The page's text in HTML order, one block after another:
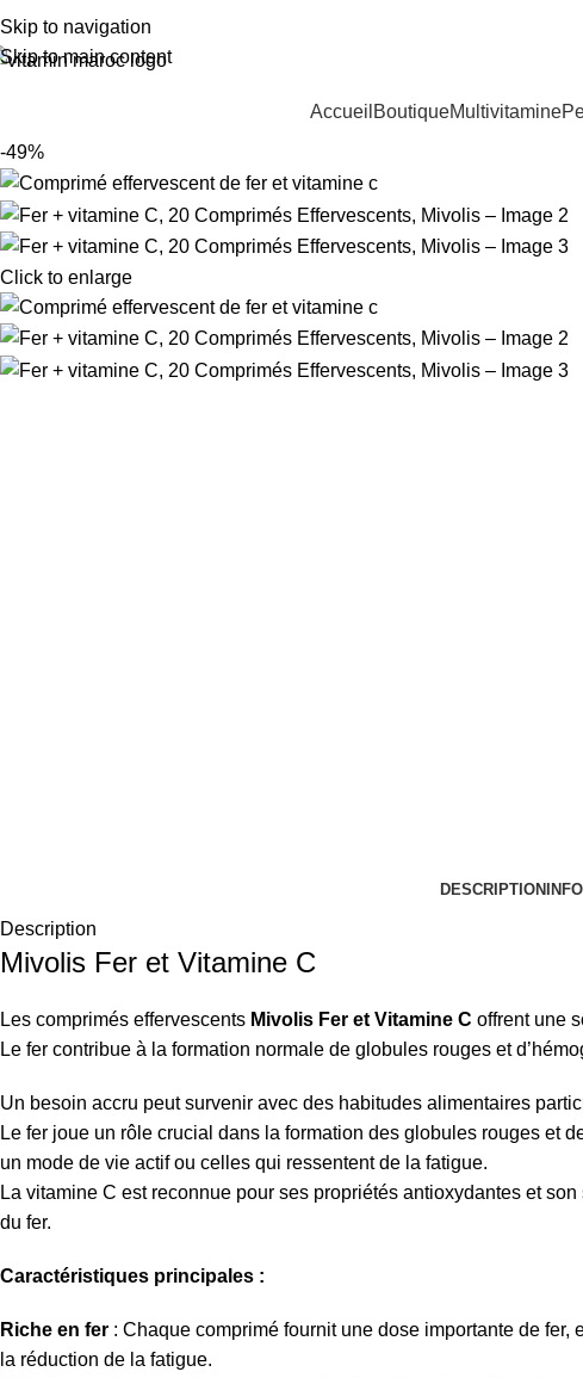
Skip to navigation
Skip to main content
de 500 dh d'achats = Livraison 0 dh.
Accueil BoutiqueMultivitamine
-49%
Click to enlarge
DESCRIPTION
Description
Mivolis Fer et Vitamine C
Les comprimés effervescents Mivolis Fer et Vitamine C offrent une
Le fer contribue à la formation normale de globules rouges et
Un besoin accru peut survenir avec des habitudes alimentaires
Le fer joue un rôle crucial dans la formation des globules rouges et
un mode de vie actif ou celles qui ressentent de la fatigue.
La vitamine C est reconnue pour ses propriétés antioxydantes et
du fer.
Caractéristiques principales :
Riche en fer : Chaque comprimé fournit une dose importante de
la réduction de la fatigue.